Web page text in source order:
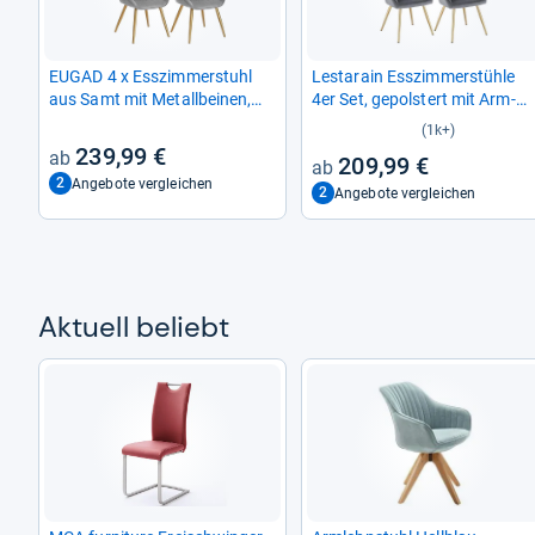
EUGAD 4 x Ess­zim­mer­stuhl
aus Samt mit Metall­bei­nen,
239,99 €
2 Angebote vergleichen
Lest­a­rain Ess­zim­mer­stühle
4er Set, gepols­tert mit Arm­
(1k+)
209,99 €
2 Angebote vergleichen
Aktu­ell beliebt